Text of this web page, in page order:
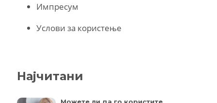
Импресум
Услови за користење
Најчитани
Можете ли да го користите